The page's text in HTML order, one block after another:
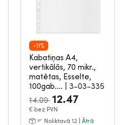
-11%
Kabatiņas A4,
vertikālās, 70 mikr.,
matētas, Esselte,
100gab....
3-03-335
14.09 12.47
€ bez PVN
Noliktavā 12 | Ātrā